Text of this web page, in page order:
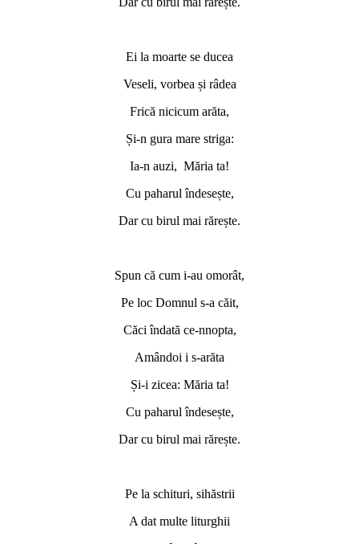
Ei la moarte se ducea
Veseli, vorbea și râdea
Frică nicicum arăta,
Și-n gura mare striga:
Ia-n auzi, Măria ta!
Cu paharul îndesește,
Dar cu birul mai rărește.
Spun că cum i-au omorât,
Pe loc Domnul s-a căit,
Căci îndată ce-nnopta,
Amândoi i s-arăta
Și-i zicea: Măria ta!
Cu paharul îndesește,
Dar cu birul mai rărește.
Pe la schituri, sihăstrii
A dat multe liturghii